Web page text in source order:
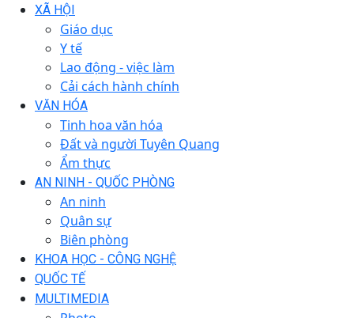
XÃ HỘI
Giáo dục
Y tế
Lao động - việc làm
Cải cách hành chính
VĂN HÓA
Tinh hoa văn hóa
Đất và người Tuyên Quang
Ẩm thực
AN NINH - QUỐC PHÒNG
An ninh
Quân sự
Biên phòng
KHOA HỌC - CÔNG NGHỆ
QUỐC TẾ
MULTIMEDIA